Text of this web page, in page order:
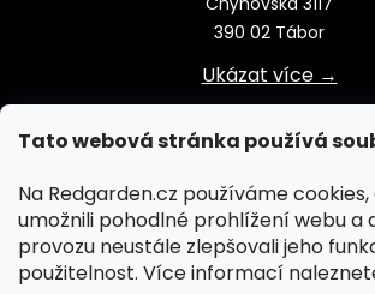
Tato webová stránka používá
Na Redgarden.cz používáme
umožnili pohodlné prohlížení webu a
provozu neustále zlepšovali jeho
použitelnost. Více informací
390 02 Tábor
Ukázat více →